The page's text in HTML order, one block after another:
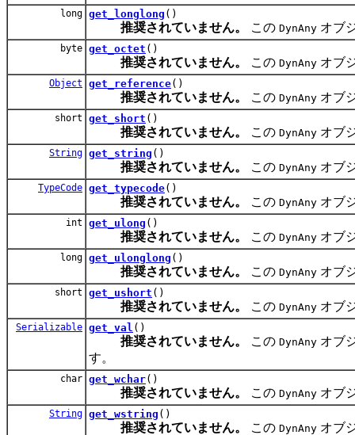
long get_longlong ()
推奨されていません。 この DynAny オブ
byte get_octet ()
推奨されていません。 この DynAny オブ
Object get_reference()
推奨されていません。 この DynAny オブ
short get_short ()
推奨されていません。 この DynAny オブ
String get_string ()
推奨されていません。 この DynAny オブ
TypeCode get_typecode()
推奨されていません。 この DynAny オブ
int get_ulong ()
推奨されていません。 この DynAny オブ
long get_ulonglong ()
推奨されていません。 この DynAny オブ
short get_ushort ()
推奨されていません。 この DynAny オブ
Serializable get_val ()
推奨されていません。 この DynAny オブ
す。
char get_wchar()
推奨されていません。 この DynAny オブ
String get_wstring ()
推奨されていません。 この DynAny オブ